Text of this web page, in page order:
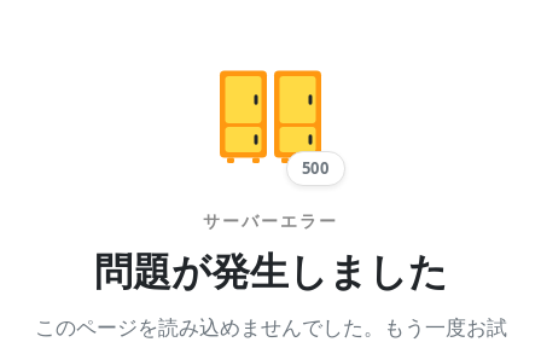
500
サーバーエラー
問題が発生しました
このページを読み込めませんでした。もう一度お試